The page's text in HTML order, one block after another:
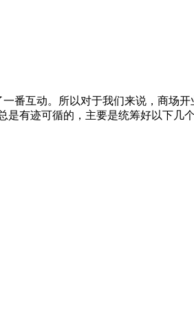
番互动。所以对于我们来说，商场
有迹可循的，主要是统筹好以下几个